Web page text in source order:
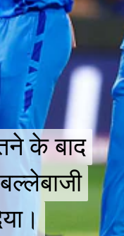
के बाद
के बाद